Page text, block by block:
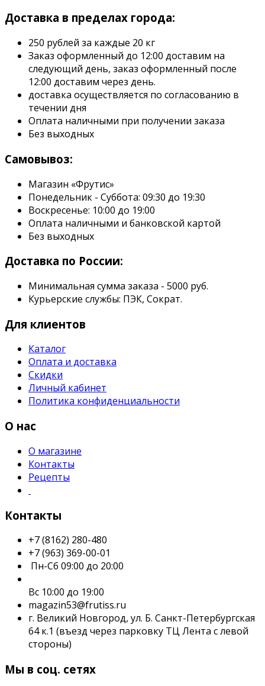
Доставка в пределах города:
250 рублей за каждые 20 кг
Заказ оформленный до 12:00 доставим на
следующий день, заказ оформленный после
12:00 доставим через день.
доставка осуществляется по согласованию в
течении дня
Оплата наличными при получении заказа
Без выходных
Самовывоз:
Магазин «Фрутис»
Понедельник - Суббота: 09:30 до 19:30
Воскресенье: 10:00 до 19:00
Оплата наличными и банковской картой
Без выходных
Доставка по России:
Минимальная сумма заказа - 5000 руб.
Курьерские службы: ПЭК, Сократ.
Для клиентов
Каталог
Оплата и доставка
Скидки
Личный кабинет
Политика конфиденциальности
О нас
О магазине
Контакты
Рецепты
Контакты
+7 (8162) 280-480
+7 (963) 369-00-01
Пн-Сб 09:00 до 20:00
Вс 10:00 до 19:00
magazin53@frutiss.ru
г. Великий Новгород, ул. Б. Санкт-Петербургская
64 к.1 (въезд через парковку ТЦ Лента с левой
стороны)
Мы в соц. сетях